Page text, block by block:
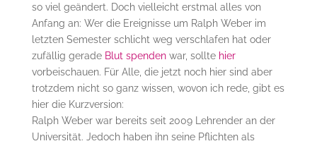
so viel geändert. Doch vielleicht erstmal alles von
Anfang an: Wer die Ereignisse um Ralph Weber im
letzten Semester schlicht weg verschlafen hat oder
zufällig gerade Blut spendenwar, sollte hier
vorbeischauen. Für Alle, die jetzt noch hier sind aber
trotzdem nicht so ganz wissen, wovon ich rede, gibt es
hier die Kurzversion:
Ralph Weber war bereits seit 2009 Lehrender an der
Universität. Jedoch haben ihn seine Pflichten als